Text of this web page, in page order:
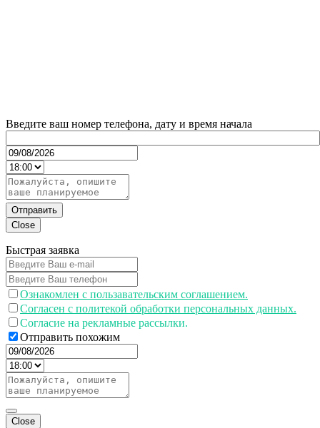
Введите ваш номер телефона, дату и время начала
Отправить
Close
Быстрая заявка
Ознакомлен с пользавательским соглашением.
Согласен с политекой обработки персональных данных.
Согласие на рекламные рассылки.
Отправить похожим
Close